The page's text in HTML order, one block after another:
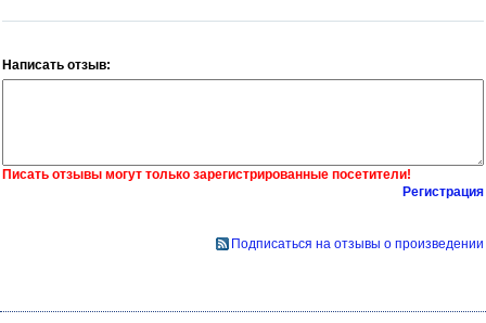
Написать отзыв:
Писать отзывы могут только зарегистрированные посетители!
Регистрация
Подписаться на отзывы о произведении